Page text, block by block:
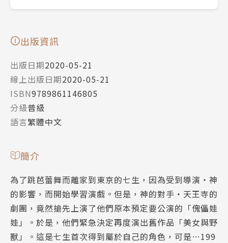
出版資訊
出版日期2020-05-21
線上出版日期2020-05-21
ISBN9789861146805
分級普級
語言繁體中文
簡介
為了跳芭蕾舞而離家到東京的七生，因為受到導演‧神
的影響，而開始學習演戲。但是，神的對手‧天王寺的
劇團，竟然搶先上演了他們原本預定要公演的「傀儡娃
娃」。於是，他們緊急決定再度演出舊作品「美女與野
獸」。這是七生首次得到屬於自己的角色，可是…199